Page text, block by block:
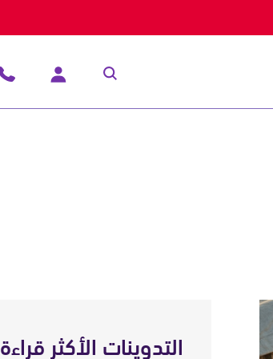
التدوينات الأكثر قراءة